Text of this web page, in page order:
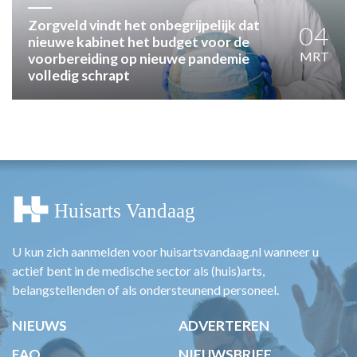
PRAKTIJKZAKEN
TARIEVEN
VPHUISARTSEN
MEDISCHE VAKHANDEL
Zorgveld vindt het onbegrijpelijk dat
nieuwe kabinet het budget voor de
voorbereiding op nieuwe pandemie
volledig schrapt
04
MRT
U kun zich aanmelden voor huisartsvandaag.nl wanneer u
actief bent in de medische sector als (huis)arts,
belangstellenden of als ondersteunend personeel.
NIEUWS
ADVERTEREN